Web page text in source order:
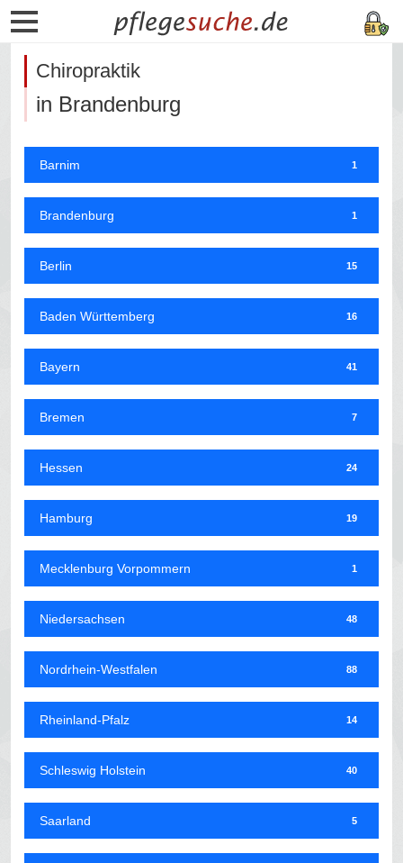
Chiropraktik
in Brandenburg
Barnim 1
Brandenburg 1
Berlin 15
Baden Württemberg 16
Bayern 41
Bremen 7
Hessen 24
Hamburg 19
Mecklenburg Vorpommern 1
Niedersachsen 48
Nordrhein-Westfalen 88
Rheinland-Pfalz 14
Schleswig Holstein 40
Saarland 5